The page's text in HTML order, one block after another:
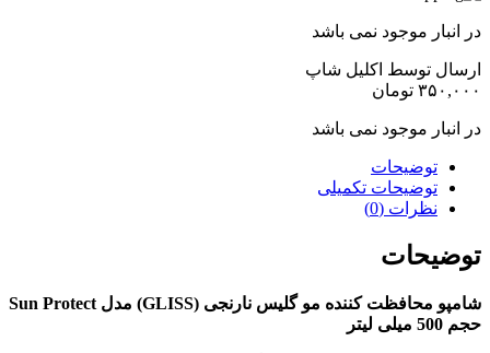
در انبار موجود نمی باشد
ارسال توسط اکلیل شاپ
۳۵۰,۰۰۰ تومان
در انبار موجود نمی باشد
توضیحات
توضیحات تکمیلی
نظرات (0)
توضیحات
شامپو محافظت کننده مو گلیس نارنجی (GLISS) مدل Sun Protect
حجم 500 میلی لیتر